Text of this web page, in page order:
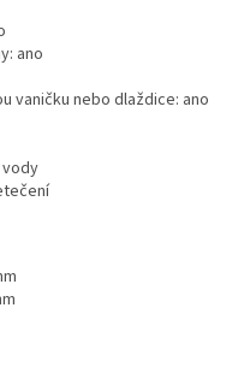
ano
vaničku nebo dlaždice: ano